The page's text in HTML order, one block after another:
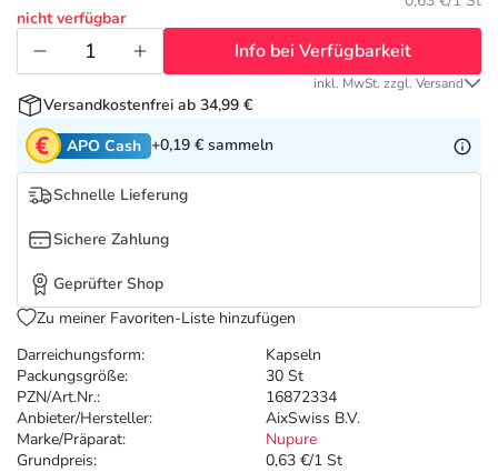
Tierapotheke
Vitamine & Mineralstoffe
Marken
Salus Deals
Darreichungsform:
Kapseln
Packungsgröße:
30 St
PZN/Art.Nr.:
16872334
Anbieter/Hersteller:
AixSwiss B.V.
Marke/Präparat:
Nupure
Grundpreis:
0,63 €/1 St
nicht verfügbar
Info bei Verfügbarkeit
inkl. MwSt. zzgl. Versand
Versandkostenfrei ab 34,99 €
APO Cash +0,19 € sammeln
Schnelle Lieferung
Sichere Zahlung
Geprüfter Shop
Zu meiner Favoriten-Liste hinzufügen